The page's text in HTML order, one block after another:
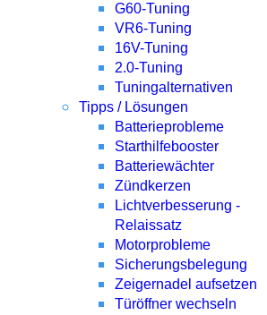
G60-Tuning
VR6-Tuning
16V-Tuning
2.0-Tuning
Tuningalternativen
Tipps / Lösungen
Batterieprobleme
Starthilfebooster
Batteriewächter
Zündkerzen
Lichtverbesserung -
Relaissatz
Motorprobleme
Sicherungsbelegung
Zeigernadel aufsetzen
Türöffner wechseln